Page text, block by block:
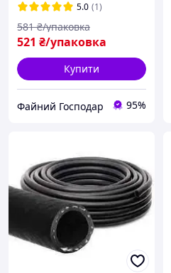
5.0 (1)
521 ₴/упаковка
581 ₴/упаковка
Купити
Файний Господар 95%